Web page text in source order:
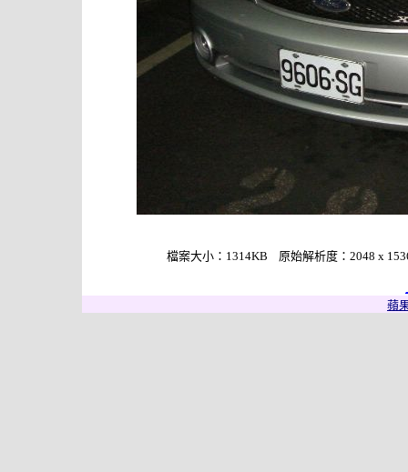
檔案大小：1314KB 原始解析度：2048 x
蘋